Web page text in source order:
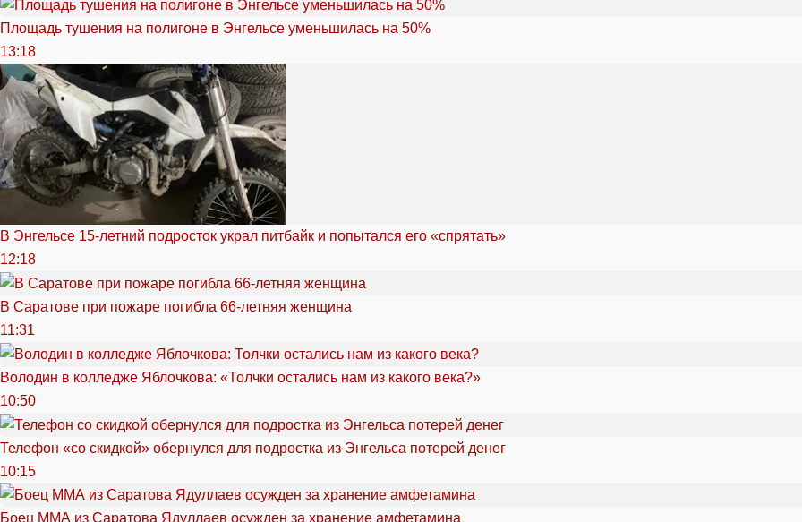
Площадь тушения на полигоне в Энгельсе уменьшилась на 50%
13:18
В Энгельсе 15-летний подросток украл питбайк и попытался его «спрятать»
12:18
В Саратове при пожаре погибла 66-летняя женщина
11:31
Володин в колледже Яблочкова: «Толчки остались нам из какого века?»
10:50
Телефон «со скидкой» обернулся для подростка из Энгельса потерей денег
10:15
Боец ММА из Саратова Ядуллаев осужден за хранение амфетамина